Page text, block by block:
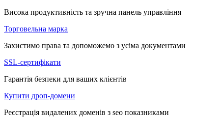
Висока продуктивність та зручна панель управління
Торговельна марка
Захистимо права та допоможемо з усіма документами
SSL-сертифікати
Гарантія безпеки для ваших клієнтів
Купити дроп-домени
Реєстрація видалених доменів з seo показниками